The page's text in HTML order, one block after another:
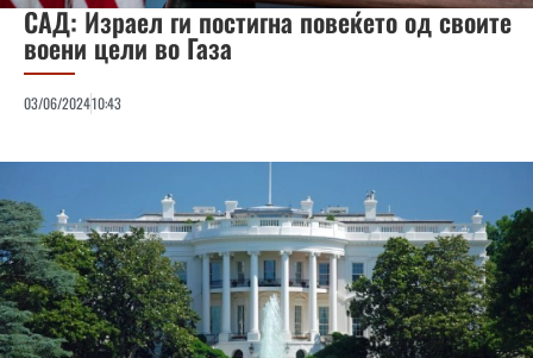
САД: Израел ги постигна повеќето од своите
воени цели во Газа
03/06/202410:43